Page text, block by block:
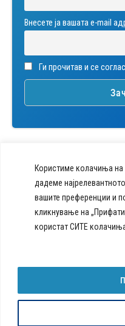
Користиме колачиња на
дадеме
вашите преференции и
кликнување на
користат СИТЕ
Внесете ја вашата е-mail
Ги прочитав и се
+ 389 2 30 99 500